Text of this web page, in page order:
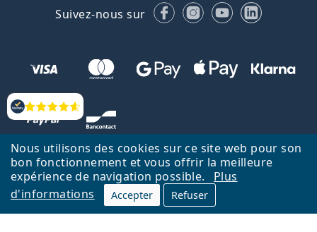
Nous utilisons des cookies sur ce site web pour son
bon fonctionnement et vous offrir la meilleure
expérience de navigation possible.
Plus
d'informations
Accepter Refuser
Évaluation
Suivez-nous sur FacebookInstagram
YouTubeLinkedIn
Retour à la page d'accueil Haut
Nederlands